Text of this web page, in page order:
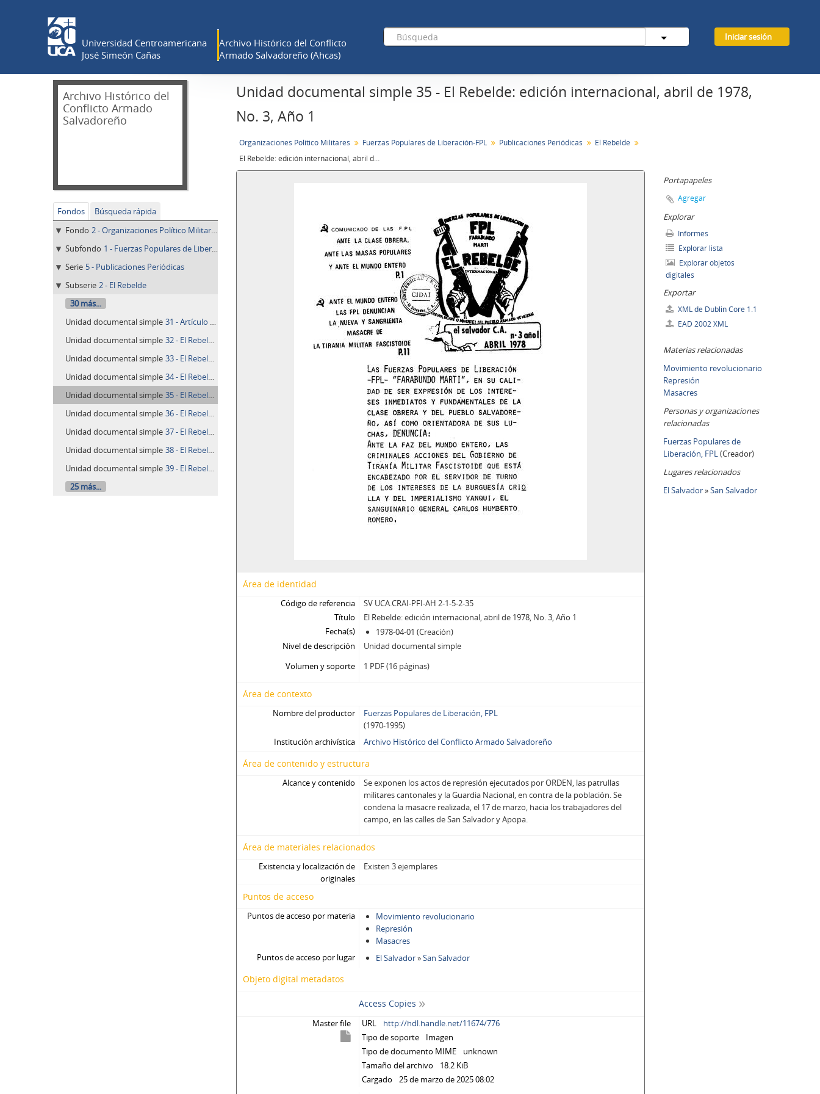
Universidad Centroamericana
José Simeón Cañas
Archivo Histórico del Conflicto
Armado Salvadoreño (Ahcas)
Iniciar sesión
Archivo Histórico del
Conflicto Armado
Salvadoreño
Fondos
Búsqueda rápida
Fondo 2 - Organizaciones Político Militares
Subfondo 1 - Fuerzas Populares de Liberación-FPL
Serie 5 - Publicaciones Periódicas
Subserie 2 - El Rebelde
30 más...
Unidad documental simple 31 - Artículo del Rebelde, febrero de 1978
Unidad documental simple 32 - El Rebelde, marzo de 1978, No. 65, Año 6
Unidad documental simple 33 - El Rebelde: edición internacional, marzo de 1978, No. 2, Año 1
Unidad documental simple 34 - El Rebelde, abril de 1978, No. 66, Año 6
Unidad documental simple 35 - El Rebelde: edición internacional, abril de 1978, No. 3, Año 1
Unidad documental simple 36 - El Rebelde, mayo de 1978, No. 67, Año 6
Unidad documental simple 37 - El Rebelde, junio de 1978, No. 68, Año 6
Unidad documental simple 38 - El Rebelde: edición internacional, junio de 1978, No. 5, Año 1
Unidad documental simple 39 - El Rebelde, julio de 1978, No. 69, Año 6
25 más...
Unidad documental simple 35 - El Rebelde: edición internacional, abril de 1978,
No. 3, Año 1
Organizaciones Político Militares Fuerzas Populares de Liberación-FPL Publicaciones Periódicas
El Rebelde
El Rebelde: edición internacional, abril de 1978, No. 3, Año 1
Área de identidad
Código de referencia
SV UCA.CRAI-PFI-AH 2-1-5-2-35
Título
El Rebelde: edición internacional, abril de 1978, No. 3, Año 1
Fecha(s)
1978-04-01 (Creación)
Nivel de descripción
Unidad documental simple
Volumen y soporte
1 PDF (16 páginas)
Área de contexto
Nombre del productor
Fuerzas Populares de Liberación, FPL
(1970-1995)
Institución archivística
Archivo Histórico del Conflicto Armado Salvadoreño
Área de contenido y estructura
Alcance y contenido
Se exponen los actos de represión ejecutados por ORDEN, las patrullas
militares cantonales y la Guardia Nacional, en contra de la población. Se
condena la masacre realizada, el 17 de marzo, hacia los trabajadores del
campo, en las calles de San Salvador y Apopa.
Área de materiales relacionados
Existencia y localización de
originales
Existen 3 ejemplares
Puntos de acceso
Puntos de acceso por materia
Movimiento revolucionario
Represión
Masacres
Puntos de acceso por lugar
El Salvador»San Salvador
Objeto digital metadatos
Access Copies
Master file URL
http://hdl.handle.net/11674/776
Tipo de soporte
Imagen
Tipo de documento MIME
unknown
Tamaño del archivo
18.2 KiB
Cargado
25 de marzo de 2025 08:02
Portapapeles
Agregar
Explorar
Informes
Explorar lista
Explorar objetos
digitales
Exportar
XML de Dublin Core 1.1
EAD 2002 XML
Materias relacionadas
Movimiento revolucionario
Represión
Masacres
Personas y organizaciones
relacionadas
Fuerzas Populares de
Liberación, FPL(Creador)
Lugares relacionados
El Salvador»San Salvador